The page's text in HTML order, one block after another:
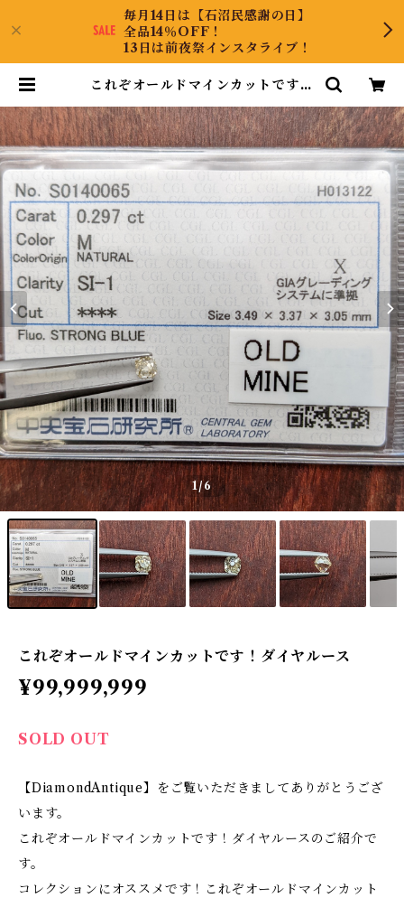
毎月14日は【石沼民感謝の日】
全品14％OFF！
13日は前夜祭インスタライブ！
これぞオールドマインカットです！
e
1/6
これぞオールドマインカットです！ダイヤルース
¥99,999,999
SOLD OUT
【DiamondAntique】をご覧いただきましてありがとうござ
います。
これぞオールドマインカットです！ダイヤルースのご紹介で
す。
コレクションにオススメです！これぞオールドマインカット